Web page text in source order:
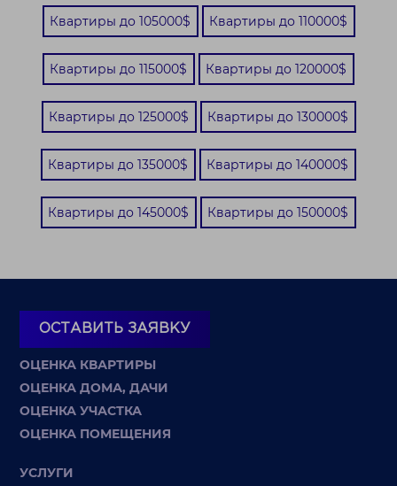
Квартиры до 105000$ Квартиры до 110000$
Квартиры до 115000$ Квартиры до 120000$
Квартиры до 125000$ Квартиры до 130000$
Квартиры до 135000$ Квартиры до 140000$
Квартиры до 145000$ Квартиры до 150000$
ОСТАВИТЬ ЗАЯВКУ
ОЦЕНКА КВАРТИРЫ
ОЦЕНКА ДОМА, ДАЧИ
ОЦЕНКА УЧАСТКА
ОЦЕНКА ПОМЕЩЕНИЯ
УСЛУГИ